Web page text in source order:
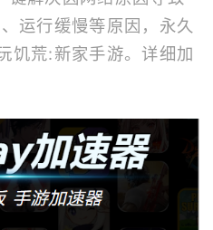
运行缓慢等原因，永久
饥荒:新家手游。详细加